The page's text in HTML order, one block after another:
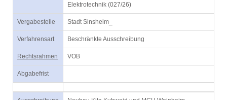
Elektrotechnik (027/26)
Vergabestelle Stadt Sinsheim_
Verfahrensart Beschränkte Ausschreibung
Rechtsrahmen VOB
Abgabefrist